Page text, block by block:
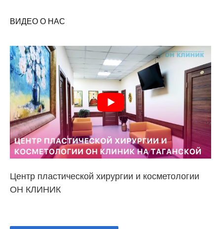
ВИДЕО О НАС
Центр пластической хирургии и косметологии
ОН КЛИНИК